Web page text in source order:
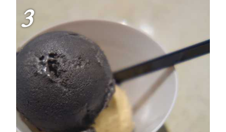
3